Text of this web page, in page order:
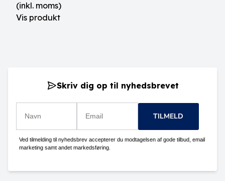
(inkl. moms)
Vis produkt
Skriv dig op til nyhedsbrevet
TILMELD
Ved tilmelding til nyhedsbrev accepterer du modtagelsen af gode tilbud, email
marketing samt andet markedsføring.